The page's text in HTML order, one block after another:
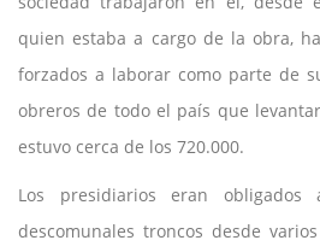
quien estaba a cargo de la obra,
forzados a laborar como parte de
obreros de todo el país que
estuvo cerca de los 720.000.
Los presidiarios eran
descomunales troncos desde